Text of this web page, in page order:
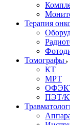
Терапия
Томографы
КТ
МРТ
ПЭТ/